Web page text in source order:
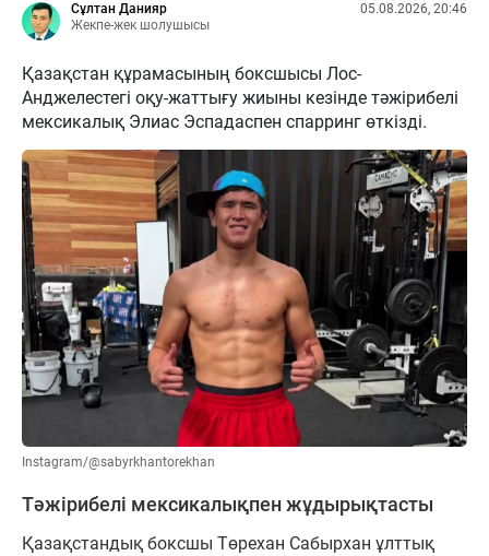
Сұлтан Данияр
Жекпе-жек шолушысы
05.08.2026, 20:46
Қазақстан құрамасының боксшысы Лос-
Анджелестегі оқу-жаттығу жиыны кезінде тәжірибелі
мексикалық Элиас Эспадаспен спарринг өткізді.
Instagram/@sabyrkhantorekhan
Тәжірибелі мексикалықпен жұдырықтасты
Қазақстандық боксшы Төрехан Сабырхан ұлттық